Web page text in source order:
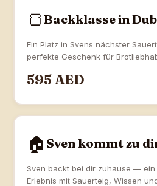
🍞 Backklasse in
Ein Platz in Svens nächster
perfekte Geschenk für
595AED
🏠 Sven kommt zu
Sven backt bei dir zuhause — ein
Erlebnis mit Sauerteig, Wissen